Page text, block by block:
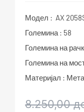
Модел : AX 2058S
Големина : 58
Големина на
Големина на
Материјал :
8.250,00
Original
Current